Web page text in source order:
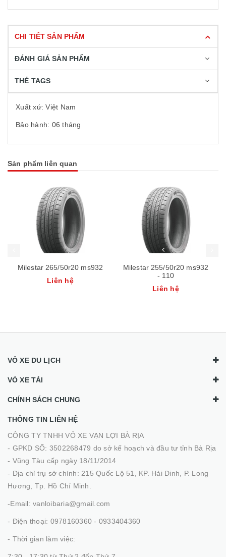
CHI TIẾT SẢN PHẨM
ĐÁNH GIÁ SẢN PHẨM
THẺ TAGS
Xuất xứ: Việt Nam
Bảo hành: 06 tháng
Sản phẩm liên quan
Milestar 265/50r20 ms932
Liên hệ
Milestar 255/50r20 ms932
- 110
Liên hệ
VỎ XE DU LỊCH
VỎ XE TẢI
CHÍNH SÁCH CHUNG
THÔNG TIN LIÊN HỆ
CÔNG TY TNHH VỎ XE VẠN LỢI BÀ RỊA
- GPKD SỐ: 3502268479 do sở kế hoạch và đầu tư tỉnh Bà Rịa
- Vũng Tàu cấp ngày 18/11/2014
- Địa chỉ trụ sở chính: 215 Quốc Lộ 51, KP. Hải Dinh, P. Long
Hương, Tp. Hồ Chí Minh.
-Email: vanloibaria@gmail.com
- Điện thoại: 0978160360 - 0933404360
- Thời gian làm việc: